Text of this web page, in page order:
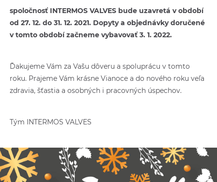
spoločnosť INTERMOS VALVES bude uzavretá v období
od 27. 12. do 31. 12. 2021. Dopyty a objednávky doručené
v tomto období začneme vybavovať 3. 1. 2022.
Ďakujeme Vám za Vašu dôveru a spoluprácu v tomto
roku. Prajeme Vám krásne Vianoce a do nového roku veľa
zdravia, šťastia a osobných i pracovných úspechov.
Tým INTERMOS VALVES